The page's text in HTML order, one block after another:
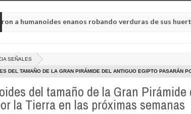
enanos robando verduras de sus huertos.
SEÑALES
DEL TAMAÑO DE LA GRAN PIRÁMIDE DEL ANTIGUO EGIPTO PASARÁN
del tamaño de la Gran
la Tierra en las próximas semanas